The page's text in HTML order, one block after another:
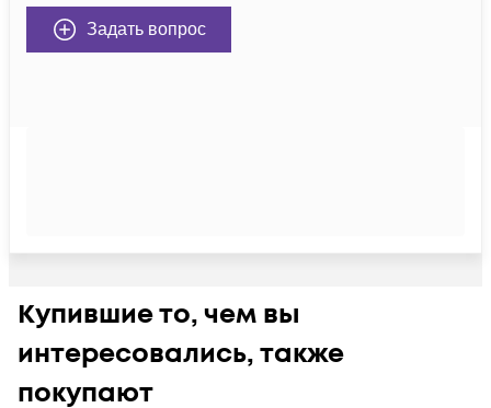
Задать вопрос
Купившие то, чем вы
интересовались, также
покупают